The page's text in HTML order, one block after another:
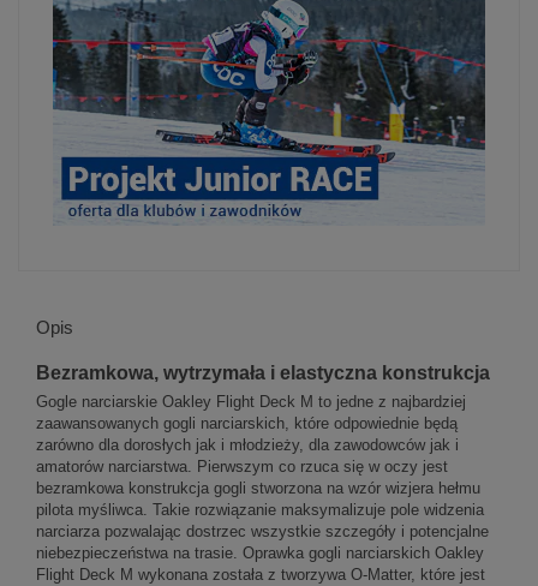
Opis
Bezramkowa, wytrzymała i elastyczna konstrukcja
Gogle narciarskie Oakley Flight Deck M to jedne z najbardziej
zaawansowanych gogli narciarskich, które odpowiednie będą
zarówno dla dorosłych jak i młodzieży, dla zawodowców jak i
amatorów narciarstwa. Pierwszym co rzuca się w oczy jest
bezramkowa konstrukcja gogli stworzona na wzór wizjera hełmu
pilota myśliwca. Takie rozwiązanie maksymalizuje pole widzenia
narciarza pozwalając dostrzec wszystkie szczegóły i potencjalne
niebezpieczeństwa na trasie. Oprawka gogli narciarskich Oakley
Flight Deck M wykonana została z tworzywa O-Matter, które jest